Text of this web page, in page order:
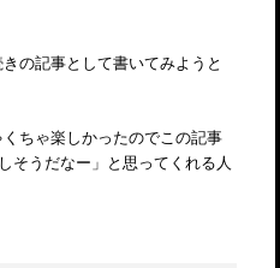
の記事として書いてみようと
ちゃ楽しかったのでこの記事
そうだなー」と思ってくれる人